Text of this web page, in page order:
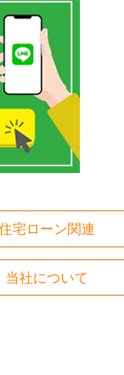
宅ローン関連
当社について